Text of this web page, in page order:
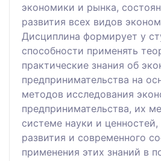
экономики и рынка,
развития всех видов
Дисциплина формирует у
способности применять
практические знания об
предпринимательства на
методов исследования
предпринимательства, их
системе науки и
развития и современного
применения этих знаний в